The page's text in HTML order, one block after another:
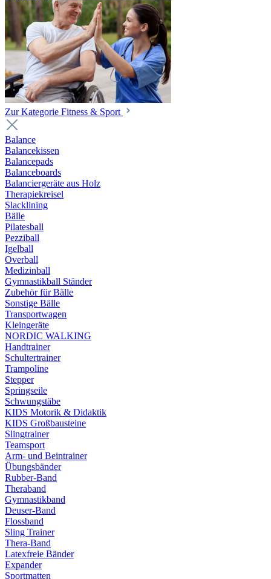
Zur Kategorie Fitness & Sport
Balance
Balancekissen
Balancepads
Balanceboards
Balanciergeräte aus Holz
Therapiekreisel
Slacklining
Bälle
Pilatesball
Pezziball
Igelball
Overball
Medizinball
Gymnastikball Ständer
Zubehör für Bälle
Sonstige Bälle
Transportwagen
Kleingeräte
NORDIC WALKING
Handtrainer
Schultertrainer
Trampoline
Stepper
Springseile
Schwungstäbe
KIDS Motorik & Didaktik
KIDS Großbausteine
Slingtrainer
Teamsport
Arm- und Beintrainer
Übungsbänder
Rubber-Band
Theraband
Gymnastikband
Deuser-Band
Flossband
Sling Trainer
Thera-Band
Latexfreie Bänder
Expander
Sportmatten